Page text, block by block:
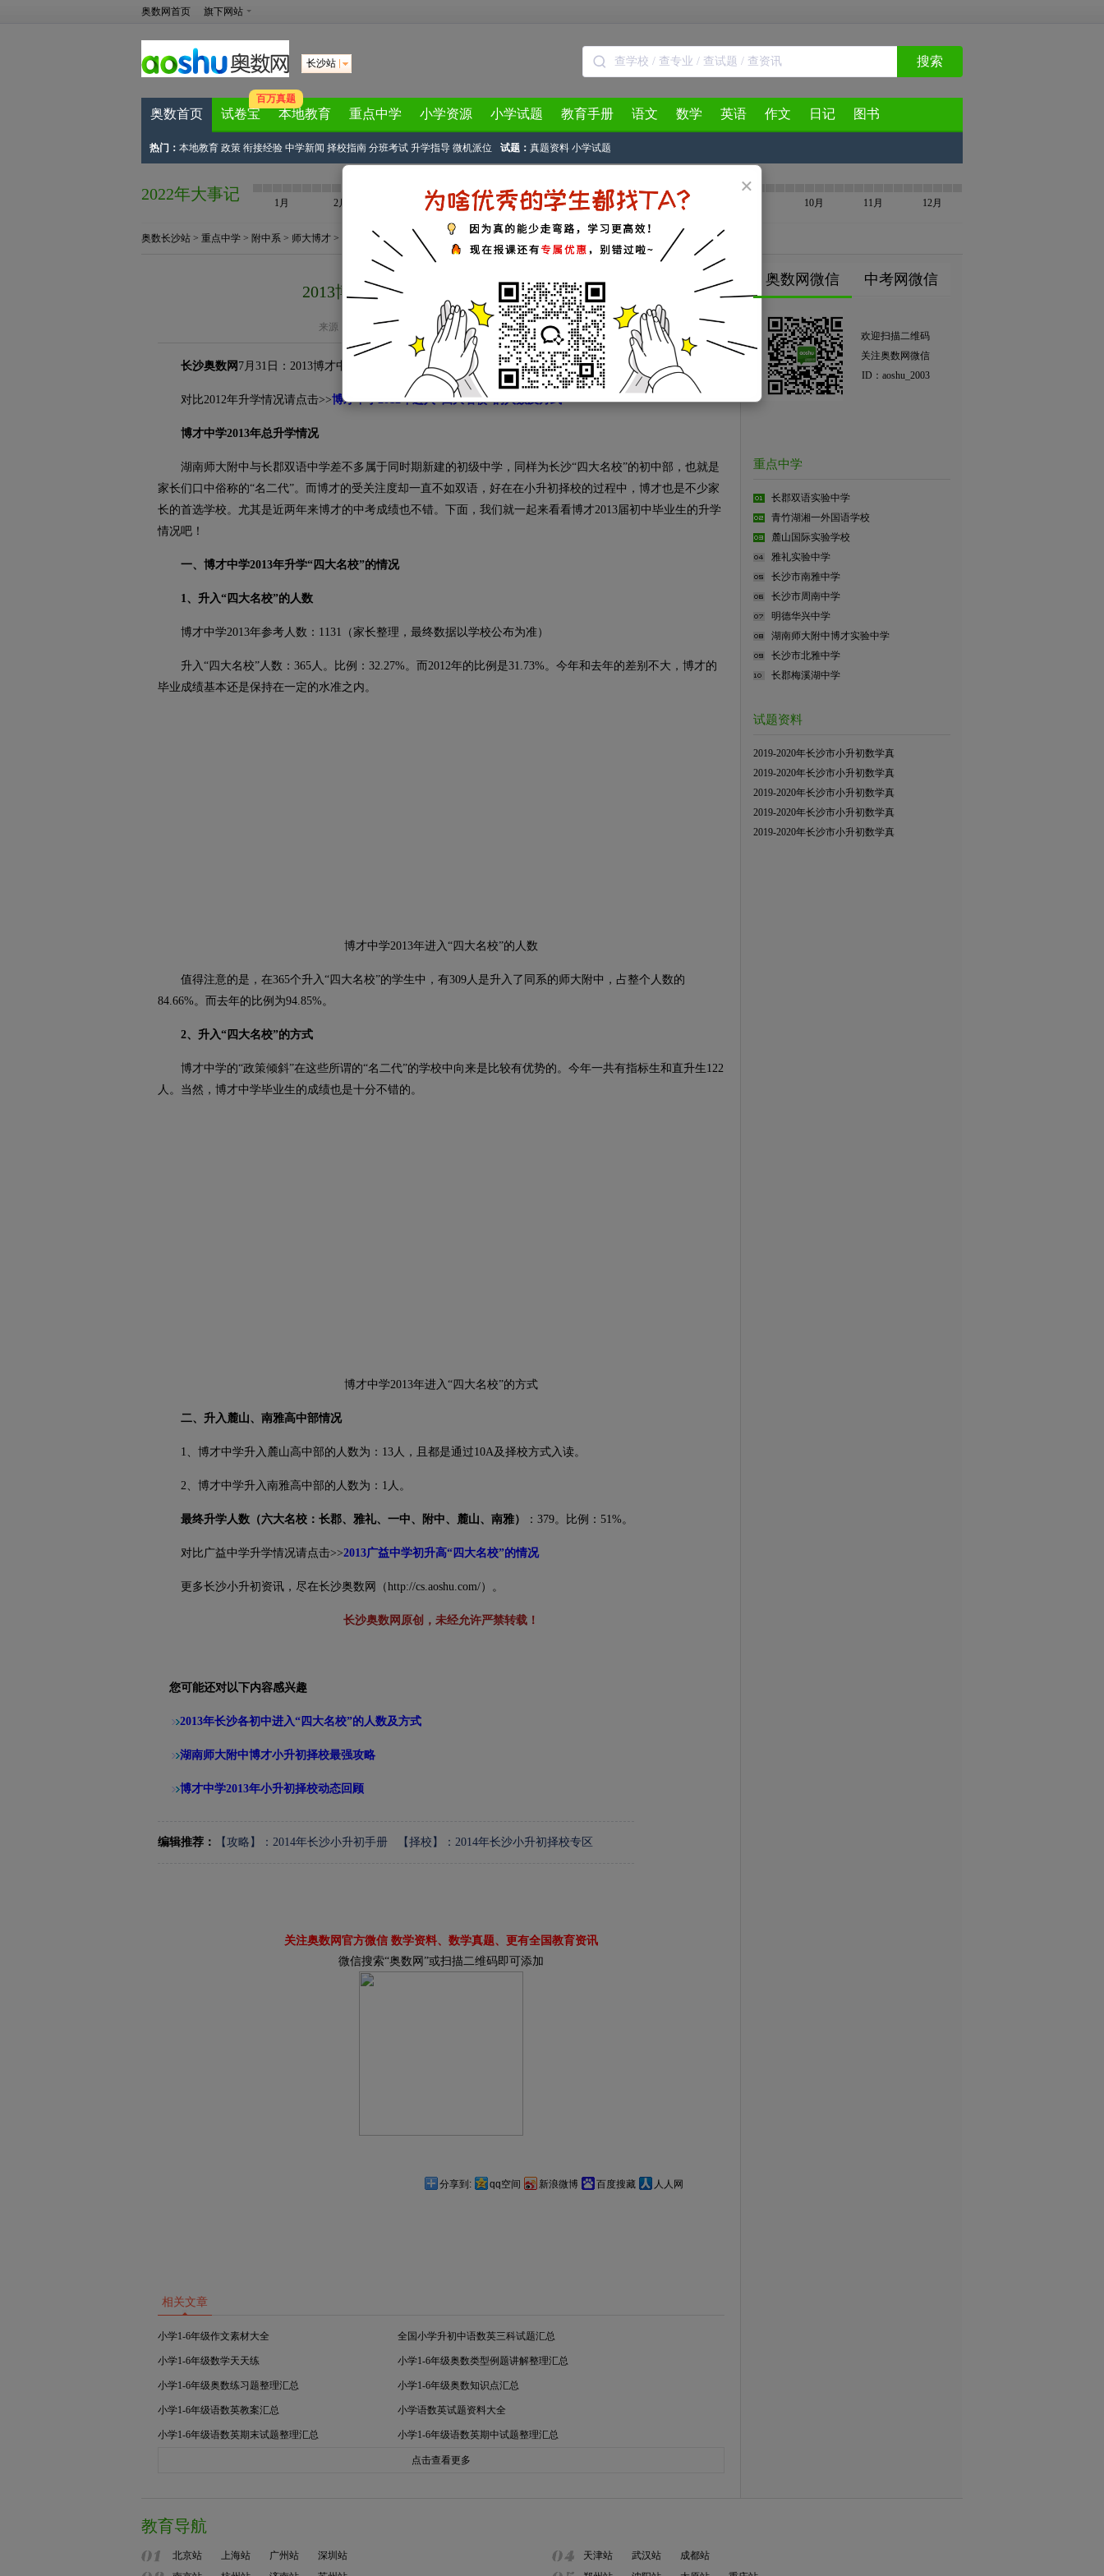
×
奥数网首页 旗下网站
长沙站 搜索
奥数首页 试卷宝
百万真题
本地教育 重点中学 小学资源 小学试题 教育手册 语文 数学 英语 作文 日记 图书
热门： 本地教育 政策 衔接经验 中学新闻 择校指南 分班考试 升学指导 微机派位 试题： 真题资料 小学试题
2022年大事记 1月 2月 4月 5月 6月 7月 10月 11月 12月
奥数长沙站 > 重点中学 > 附中系 > 师大博才 > 正文
2013博才中学初升高“四大名校”的情况
来源： 长沙奥数网原创 作者：李慧 2013-07-31 09:47:44
长沙奥数网 7月31日：2013博才中学初升高“四大名校”的情况。
对比2012年升学情况请点击>>博才中学2012年进入“四大名校”的人数及方式
博才中学2013年总升学情况
湖南师大附中与长郡双语中学差不多属于同时期新建的初级中学，同样为长沙“四大名校”的初中部，也就是
家长们口中俗称的“名二代”。而博才的受关注度却一直不如双语，好在在小升初择校的过程中，博才也是不少家
长的首选学校。尤其是近两年来博才的中考成绩也不错。下面，我们就一起来看看博才2013届初中毕业生的升学
情况吧！
一、博才中学2013年升学“四大名校”的情况
1、升入“四大名校”的人数
博才中学2013年参考人数：1131（家长整理，最终数据以学校公布为准）
升入“四大名校”人数：365人。比例：32.27%。而2012年的比例是31.73%。今年和去年的差别不大，博才的
毕业成绩基本还是保持在一定的水准之内。
博才中学2013年进入“四大名校”的人数
值得注意的是，在365个升入“四大名校”的学生中，有309人是升入了同系的师大附中，占整个人数的
84.66%。而去年的比例为94.85%。
2、升入“四大名校”的方式
博才中学的“政策倾斜”在这些所谓的“名二代”的学校中向来是比较有优势的。今年一共有指标生和直升生122
人。当然，博才中学毕业生的成绩也是十分不错的。
博才中学2013年进入“四大名校”的方式
二、升入麓山、南雅高中部情况
1、博才中学升入麓山高中部的人数为：13人，且都是通过10A及择校方式入读。
2、博才中学升入南雅高中部的人数为：1人。
最终升学人数（六大名校：长郡、雅礼、一中、附中、麓山、南雅） ：379。比例：51%。
对比广益中学升学情况请点击>>2013广益中学初升高“四大名校”的情况
更多长沙小升初资讯，尽在长沙奥数网（http://cs.aoshu.com/）。
长沙奥数网原创，未经允许严禁转载！
您可能还对以下内容感兴趣
2013年长沙各初中进入“四大名校”的人数及方式
湖南师大附中博才小升初择校最强攻略
博才中学2013年小升初择校动态回顾
编辑推荐： 【攻略】：2014年长沙小升初手册 【择校】：2014年长沙小升初择校专区
关注奥数网官方微信 数学资料、数学真题、更有全国教育资讯
微信搜索“奥数网”或扫描二维码即可添加
分享到: qq空间 新浪微博 百度搜藏 人人网
相关文章
小学1-6年级作文素材大全 全国小学升初中语数英三科试题汇总
小学1-6年级数学天天练 小学1-6年级奥数类型例题讲解整理汇总
小学1-6年级奥数练习题整理汇总 小学1-6年级奥数知识点汇总
小学1-6年级语数英教案汇总 小学语数英试题资料大全
小学1-6年级语数英期末试题整理汇总 小学1-6年级语数英期中试题整理汇总
点击查看更多
奥数网微信 中考网微信
欢迎扫描二维码
关注奥数网微信
ID：aoshu_2003
重点中学
长郡双语实验中学
青竹湖湘一外国语学校
麓山国际实验学校
雅礼实验中学
长沙市南雅中学
长沙市周南中学
明德华兴中学
湖南师大附中博才实验中学
长沙市北雅中学
长郡梅溪湖中学
试题资料
2019-2020年长沙市小升初数学真
2019-2020年长沙市小升初数学真
2019-2020年长沙市小升初数学真
2019-2020年长沙市小升初数学真
2019-2020年长沙市小升初数学真
教育导航
北京站 上海站 广州站 深圳站 天津站 武汉站
成都站